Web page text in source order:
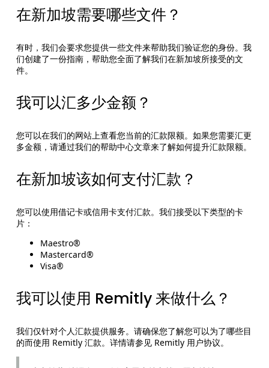
在新加坡需要哪些文件？
有时，我们会要求您提供一些文件来帮助我们验证您的身份。我
们创建了一份指南，帮助您全面了解我们在新加坡所接受的文
件。
我可以汇多少金额？
您可以在我们的网站上查看您当前的汇款限额。如果您需要汇更
多金额，请通过我们的帮助中心文章来了解如何提升汇款限额。
在新加坡该如何支付汇款？
您可以使用借记卡或信用卡支付汇款。我们接受以下类型的卡
片：
Maestro®
Mastercard®
Visa®
我可以使用 Remitly 来做什么？
我们仅针对个人汇款提供服务。请确保您了解您可以为了哪些目
的而使用 Remitly 汇款。详情请参见 Remitly 用户协议。